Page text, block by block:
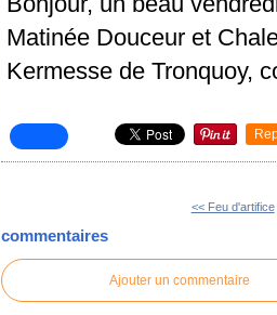
Matinée Douceur et
Kermesse de Tronquoy,
<< Feu d'artifice
commentaires
Ajouter un commentaire